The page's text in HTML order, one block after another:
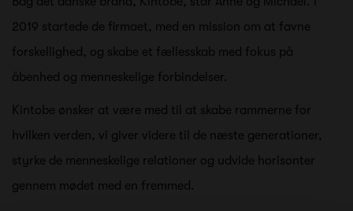
2019 startede de firmaet, med en mission om at favne
forskellighed, og skabe et fællesskab med fokus på
åbenhed og menneskelige forbindelser.
Kintobe ønsker at være med til at skabe rammerne for
hvilken verden, vi giver videre til de næste generationer,
styrke de menneskelige relationer og udvide horisonter
gennem mødet med en fremmed.